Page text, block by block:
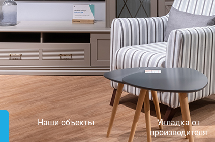
Наши объекты
Укладка от
производителя